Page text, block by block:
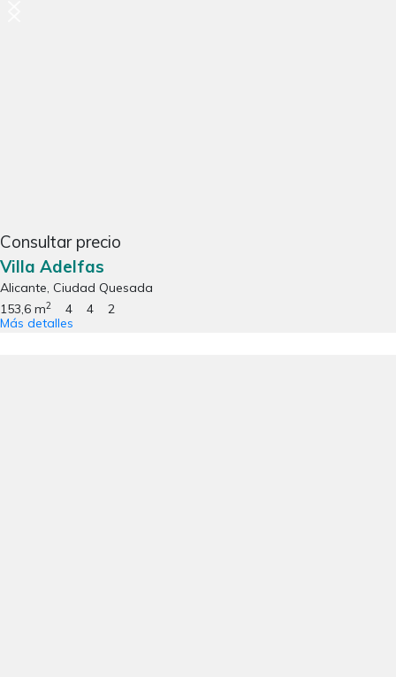
Consultar precio
Villa Adelfas
Alicante, Ciudad Quesada
153,6 m2 4 4
2
Más detalles